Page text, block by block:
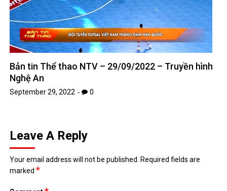
Bản tin Thể thao NTV – 29/09/2022 – Truyền hình
Nghệ An
September 29, 2022 0
Leave A Reply
Your email address will not be published. Required fields are
marked*